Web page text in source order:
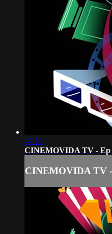
47:10
CINEMOVIDA TV - Ep
CINEMOVIDA TV